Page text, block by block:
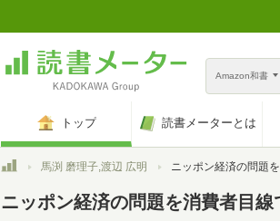
Amazon和書
トップ 読書メーターとは
トップ馬渕 磨理子,渡辺 広明 ニッポン経済の問題を消費
ニッポン経済の問題を消費者目線